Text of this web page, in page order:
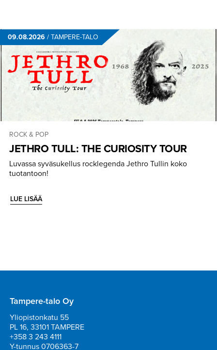
09.08.2026 /TAMPERE-TALO
ROCK & POP
JETHRO TULL: THE CURIOSITY TOUR
Luvassa syväsukellus rocklegenda Jethro Tullin koko
tuotantoon!
LUE LISÄÄ
Tampere-talo Oy
Yliopistonkatu 55
PL 16, 33101 TAMPERE
+358 3 243 4111
Y-tunnus 0706363-7